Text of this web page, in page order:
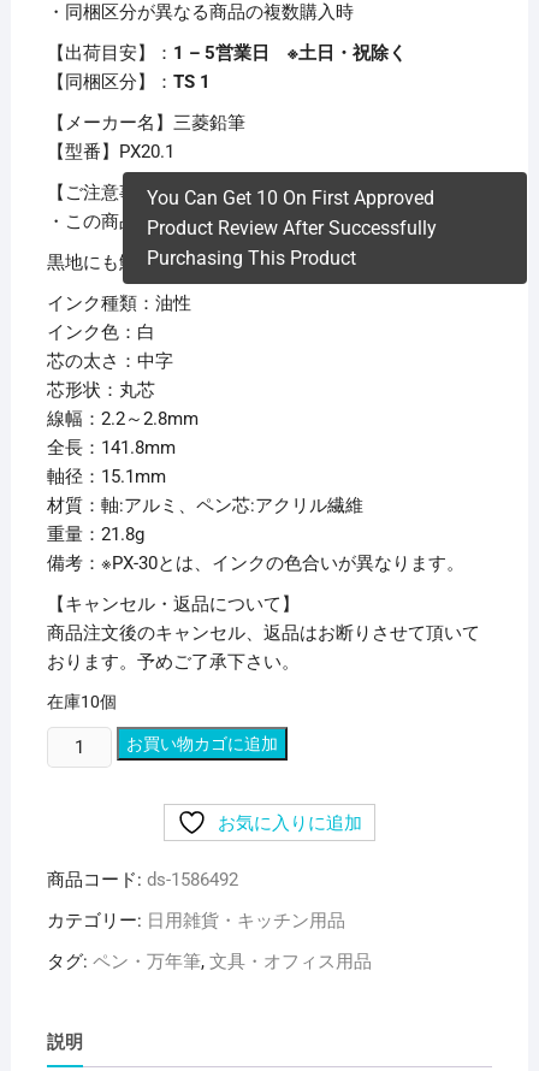
・同梱区分が異なる商品の複数購入時
【出荷目安】： 1 – 5営業日 ※土日・祝除く
【同梱区分】： TS 1
【メーカー名】三菱鉛筆
【型番】PX20.1
【ご注意事項】
・この商品は下記内容×30セットでお届けします。
黒地にも鮮やかに書ける発色のよさが自慢です。
インク種類：油性
インク色：白
芯の太さ：中字
芯形状：丸芯
線幅：2.2～2.8mm
全長：141.8mm
軸径：15.1mm
材質：軸:アルミ、ペン芯:アクリル繊維
重量：21.8g
備考：※PX-30とは、インクの色合いが異なります。
【キャンセル・返品について】
商品注文後のキャンセル、返品はお断りさせて頂いて
おります。予めご了承下さい。
在庫10個
You Can Get 10 On First Approved
Product Review After Successfully
Purchasing This Product
と
鉛
筆
性
イ
ン
お買い物カゴに追加
お気に入りに追加
商品コード: ds-1586492
カテゴリー: 日用雑貨・キッチン用品
タグ: ペン・万年筆, 文具・オフィス用品
説明